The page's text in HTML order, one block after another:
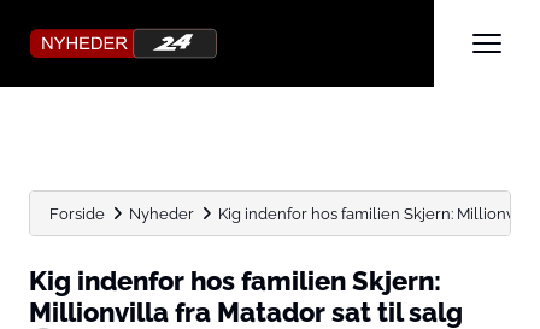
Forside Nyheder Kig indenfor hos familien Skjern: Millionvilla
Kig indenfor hos familien Skjern:
Millionvilla fra Matador sat til salg